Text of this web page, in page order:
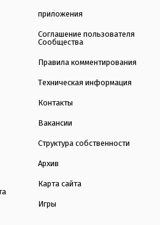
приложения
Соглашение пользователя
Сообщества
Правила комментирования
Техническая информация
Контакты
Вакансии
Структура собственности
Архив
Карта сайта
Игры